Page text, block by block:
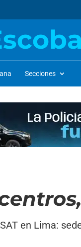
Secciones
en Lima: